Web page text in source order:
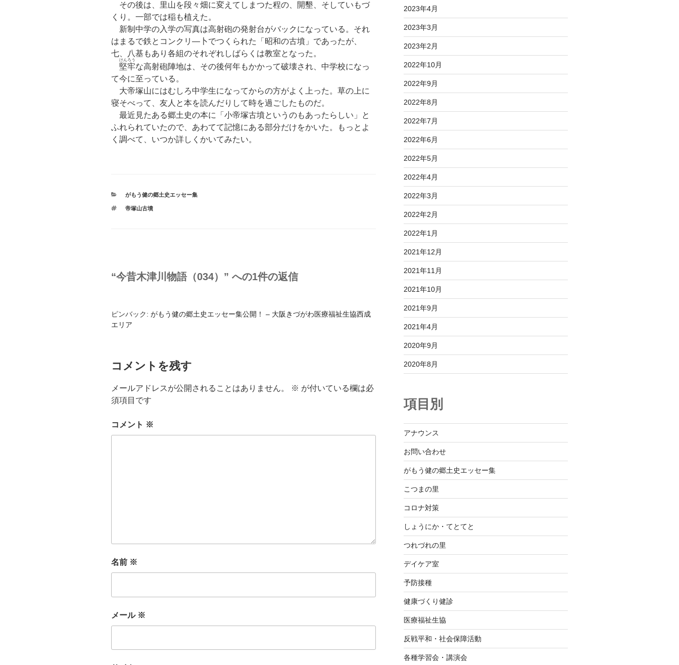
その後は、里山を段々畑に変えてしまつた程の、開墾、そしていもづ
くり。一部では稲も植えた。
新制中学の入学の写真は高射砲の発射台がバックになっている。それ
はまるで鉄とコンクリ—卜でつくられた「昭和の古墳」であったが、
七、八基もあり各組のそれぞれしばらくは教室となった。
堅牢
けんろう
な高射砲陣地は、その後何年もかかって破壊され、中学校になっ
て今に至っている。
大帝塚山にはむしろ中学生になってからの方がよく上った。草の上に
寝そべって、友人と本を読んだりして時を過ごしたものだ。
最近見たある郷土史の本に「小帝塚古墳というのもあったらしい」と
ふれられていたので、あわてて記憶にある部分だけをかいた。もっとよ
く調べて、いつか詳しくかいてみたい。
カ
ゴ
がもう健の郷土史エッセー集
タ
帝塚山古墳
“今昔木津川物語（034）” への1件の返信
ピンバック: がもう健の郷土史エッセー集公開！ – 大阪きづがわ医療福祉生協西成
エリア
コメントを残す
メールアドレスが公開されることはありません。 ※ が付いている欄は必
須項目です
コメント ※
名前 ※
メール ※
2023年4月
2023年3月
2023年2月
2022年10月
2022年9月
2022年8月
2022年7月
2022年6月
2022年5月
2022年4月
2022年3月
2022年2月
2022年1月
2021年12月
2021年11月
2021年10月
2021年9月
2021年4月
2020年9月
2020年8月
項目別
アナウンス
お問い合わせ
がもう健の郷土史エッセー集
こつまの里
コロナ対策
しょうにか・てとてと
つれづれの里
デイケア室
予防接種
健康づくり健診
医療福祉生協
反戦平和・社会保障活動
各種学習会・講演会